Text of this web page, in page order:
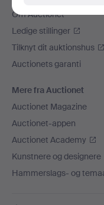
Om Auctionet
Ledige stillinger
Tilknyt dit auktionshus
Auctionets garanti
Mere fra Auctionet
Auctionet Magazine
Auctionet-appen
Auctionet Academy
Kunstnere og designere
Hammerslags- og